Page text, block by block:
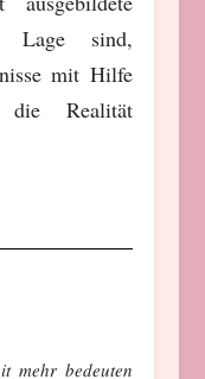
sind,
mit Hilfe
Realität
mehr bedeuten